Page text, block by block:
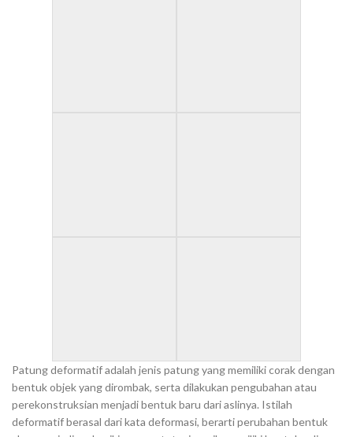
Patung deformatif adalah jenis patung yang memiliki corak dengan
bentuk objek yang dirombak, serta dilakukan pengubahan atau
perekonstruksian menjadi bentuk baru dari aslinya. Istilah
deformatif berasal dari kata deformasi, berarti perubahan bentuk